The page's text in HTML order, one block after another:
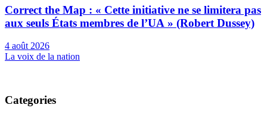
Correct the Map : « Cette initiative ne se limitera pas
aux seuls États membres de l’UA » (Robert Dussey)
4 août 2026
La voix de la nation
Categories